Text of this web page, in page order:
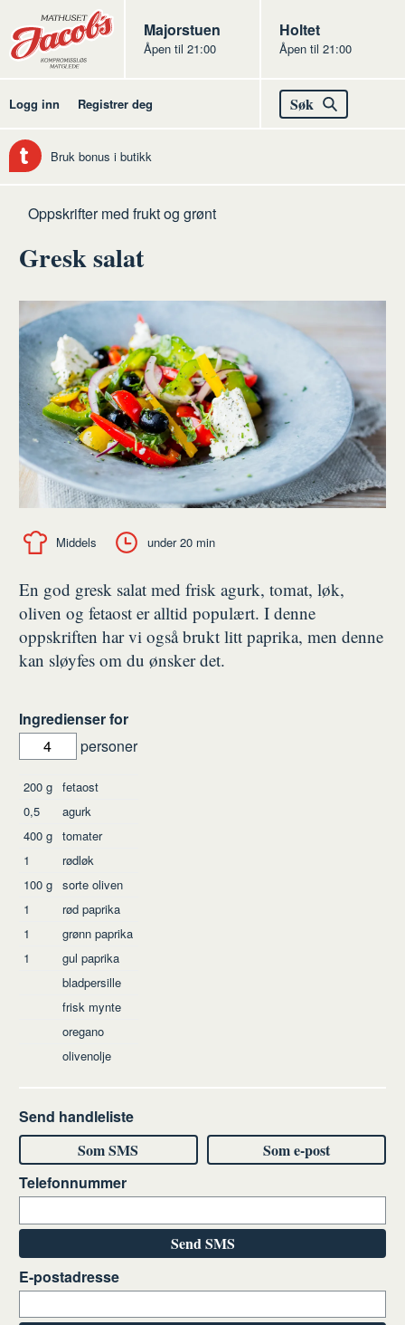
Butikker
Jacobs
Majorstuen
Åpen til 21:00
Jacobs
Holtet
Åpen til 21:00
Logg inn Registrer deg Søk
Bruk bonus i butikk
Hjem
Frukt
grønt
Oppskrifter med frukt og grønt
Gresk salat
Middels under 20 min
En god gresk salat med frisk agurk, tomat, løk,
oliven og fetaost er alltid populært. I denne
oppskriften har vi også brukt litt paprika, men denne
kan sløyfes om du ønsker det.
Ingredienser for
personer
Ingredienser
200g fetaost
0,5
agurk
400g tomater
1
rødløk
100g sorte oliven
1
rød paprika
1
grønn paprika
1
gul paprika
bladpersille
frisk mynte
oregano
olivenolje
Send handleliste
Som SMS
Som e-post
Telefonnummer
Send SMS
E-postadresse